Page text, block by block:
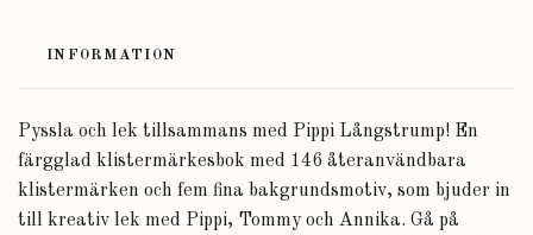
INFORMATION
Pyssla och lek tillsammans med Pippi Långstrump! En
färgglad klistermärkesbok med 146 återanvändbara
klistermärken och fem fina bakgrundsmotiv, som bjuder in
till kreativ lek med Pippi, Tommy och Annika. Gå på